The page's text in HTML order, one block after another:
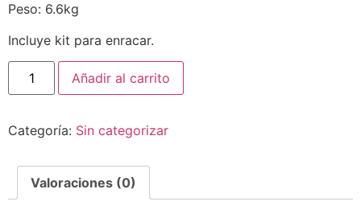
Peso: 6.6kg
Incluye kit para enracar.
Añadir al carrito
Categoría: Sin categorizar
Valoraciones (0)